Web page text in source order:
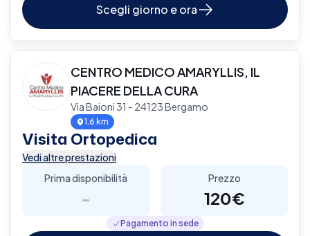
Scegli giorno e ora
CENTRO MEDICO AMARYLLIS, IL
PIACERE DELLA CURA
Via Baioni 31 - 24123 Bergamo
1.6 km
Visita Ortopedica
Vedi altre prestazioni
Prima disponibilità
-
Prezzo
120€
Pagamento in sede